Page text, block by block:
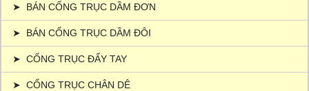
➤ BÁN CỔNG TRỤC DẦM ĐƠN
➤ BÁN CỔNG TRỤC DẦM ĐÔI
➤ CỔNG TRỤC ĐẨY TAY
➤ CỔNG TRỤC CHÂN DÊ